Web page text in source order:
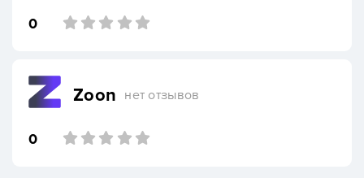
0
Zoon нет отзывов
0